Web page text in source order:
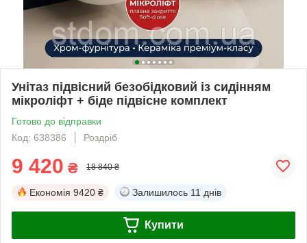
Унітаз підвісний безобідковий із сидінням
мікроліфт + біде підвісне комплект
Готово до відправки
Код: 638386
Роздріб
9 420 ₴ 18 840 ₴
Економія 9420 ₴ Залишилось 11 днів
Купити